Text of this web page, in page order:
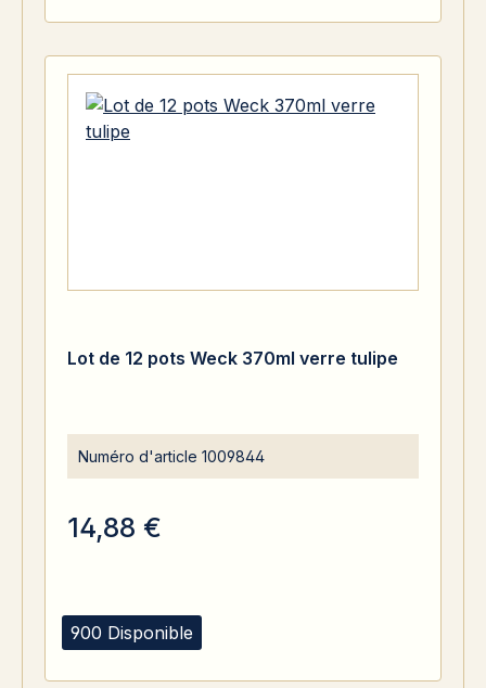
900 Disponible
Lot de 12 pots Weck 370ml verre tulipe
Numéro d'article 1009844
14,88 €